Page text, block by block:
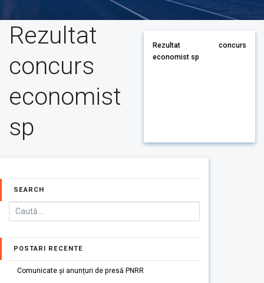
Rezultat
concurs
economist
sp
Rezultat concurs
economist sp
SEARCH
POSTARI RECENTE
Comunicate și anunțuri de presă PNRR